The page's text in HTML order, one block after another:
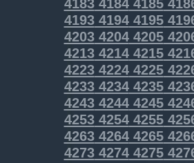
419341944195
420342044205
421342144215
422342244225
423342344235
424342444245
425342544255
426342644265
427342744275